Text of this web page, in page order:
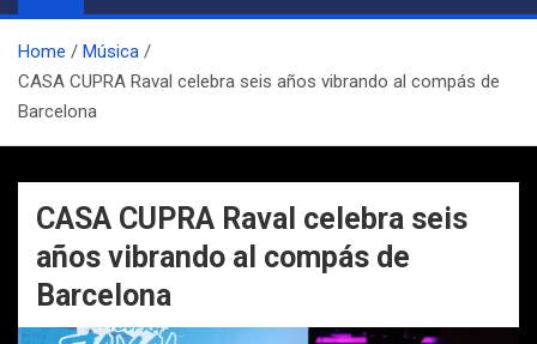
Home
Música
CASA CUPRA Raval celebra seis años vibrando al compás de
Barcelona
CASA CUPRA Raval celebra seis
años vibrando al compás de
Barcelona